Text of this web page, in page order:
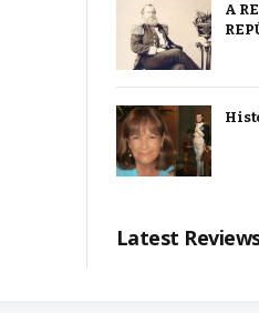
A
Latest